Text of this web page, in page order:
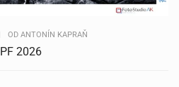
OD ANTONÍN KAPRAŇ
PF 2026